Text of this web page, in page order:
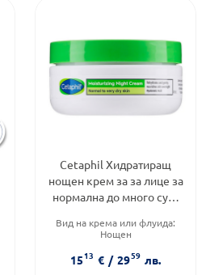
Cetaphil Хидратиращ
нощен крем за за лице за
нормална до много суха
Вид на крема или флуида:
Нощен
красота и лична хигиена
Тип козметика:
1513 € / 2959 лв.